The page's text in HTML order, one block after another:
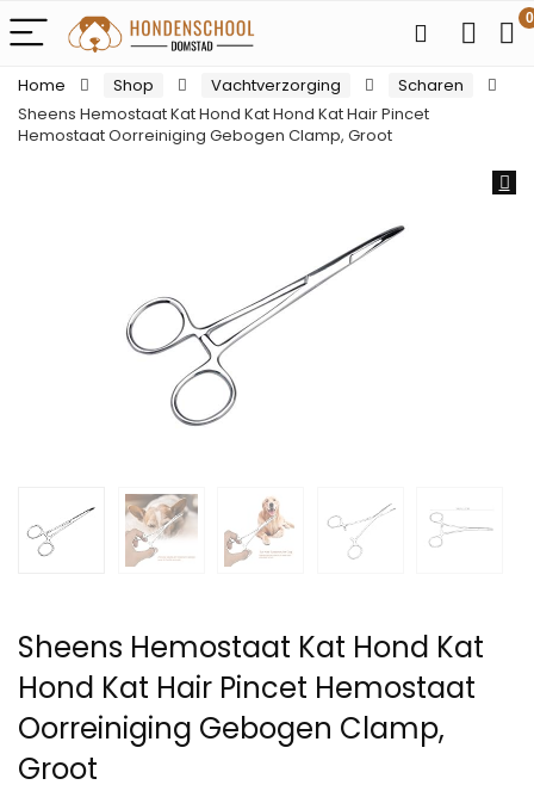
0
Home Shop Vachtverzorging
Scharen
Sheens Hemostaat Kat Hond Kat Hond Kat Hair Pincet
Hemostaat Oorreiniging Gebogen Clamp, Groot
Sheens Hemostaat Kat Hond Kat
Hond Kat Hair Pincet Hemostaat
Oorreiniging Gebogen Clamp,
Groot